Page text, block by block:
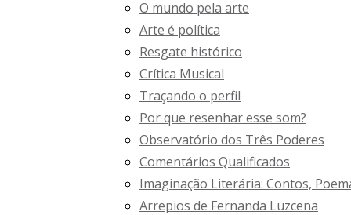
O mundo pela arte
Arte é política
Resgate histórico
Crítica Musical
Traçando o perfil
Por que resenhar esse som?
Observatório dos Três Poderes
Comentários Qualificados
Imaginação Literária: Contos,
Arrepios de Fernanda Luzcena